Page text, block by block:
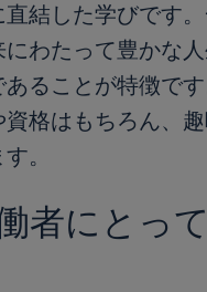
結した学びです
わたって豊かな
ることが特徴で
格はもちろん、
。
者にとっ